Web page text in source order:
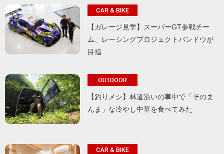
CAR & BIKE
【ガレージ見学】スーパーGT参戦チー
ム、レーシングプロジェクトバンドウが
目指…
OUTDOOR
【釣りメシ】林道沿いの車中で「そのま
んま」な冷やし中華を食べてみた
CAR & BIKE